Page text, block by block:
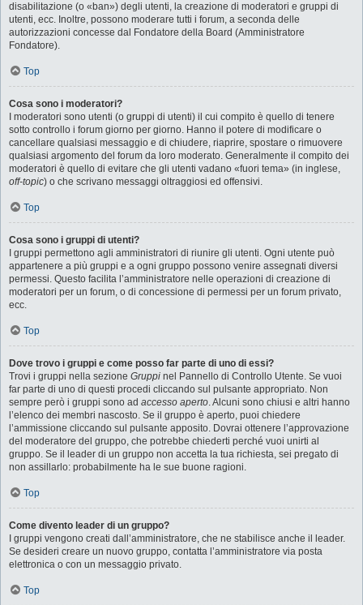
disabilitazione (o «ban») degli utenti, la creazione di moderatori e gruppi di
utenti, ecc. Inoltre, possono moderare tutti i forum, a seconda delle
autorizzazioni concesse dal Fondatore della Board (Amministratore
Fondatore).
Top
Cosa sono i moderatori?
I moderatori sono utenti (o gruppi di utenti) il cui compito è quello di tenere
sotto controllo i forum giorno per giorno. Hanno il potere di modificare o
cancellare qualsiasi messaggio e di chiudere, riaprire, spostare o rimuovere
qualsiasi argomento del forum da loro moderato. Generalmente il compito dei
moderatori è quello di evitare che gli utenti vadano «fuori tema» (in inglese,
off-topic) o che scrivano messaggi oltraggiosi ed offensivi.
Top
Cosa sono i gruppi di utenti?
I gruppi permettono agli amministratori di riunire gli utenti. Ogni utente può
appartenere a più gruppi e a ogni gruppo possono venire assegnati diversi
permessi. Questo facilita l’amministratore nelle operazioni di creazione di
moderatori per un forum, o di concessione di permessi per un forum privato,
ecc.
Top
Dove trovo i gruppi e come posso far parte di uno di essi?
Trovi i gruppi nella sezione Gruppi nel Pannello di Controllo Utente. Se vuoi
far parte di uno di questi procedi cliccando sul pulsante appropriato. Non
sempre però i gruppi sono ad accesso aperto. Alcuni sono chiusi e altri hanno
l’elenco dei membri nascosto. Se il gruppo è aperto, puoi chiedere
l’ammissione cliccando sul pulsante apposito. Dovrai ottenere l’approvazione
del moderatore del gruppo, che potrebbe chiederti perché vuoi unirti al
gruppo. Se il leader di un gruppo non accetta la tua richiesta, sei pregato di
non assillarlo: probabilmente ha le sue buone ragioni.
Top
Come divento leader di un gruppo?
I gruppi vengono creati dall’amministratore, che ne stabilisce anche il leader.
Se desideri creare un nuovo gruppo, contatta l’amministratore via posta
elettronica o con un messaggio privato.
Top